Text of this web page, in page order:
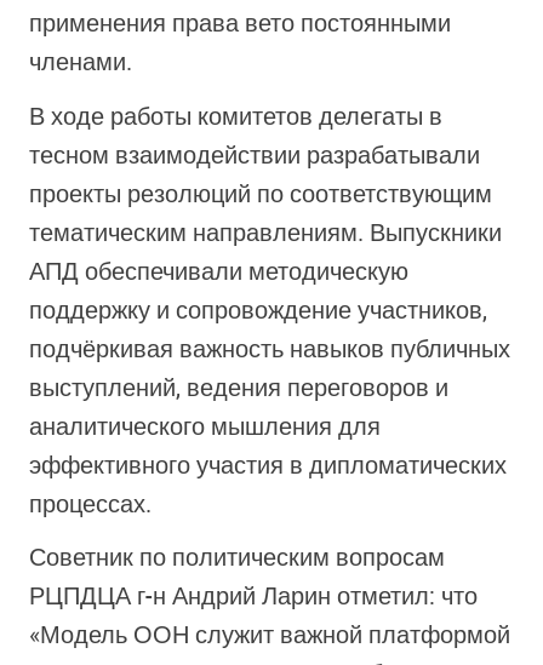
применения права вето постоянными
членами.
В ходе работы комитетов делегаты в
тесном взаимодействии разрабатывали
проекты резолюций по соответствующим
тематическим направлениям. Выпускники
АПД обеспечивали методическую
поддержку и сопровождение участников,
подчёркивая важность навыков публичных
выступлений, ведения переговоров и
аналитического мышления для
эффективного участия в дипломатических
процессах.
Советник по политическим вопросам
РЦПДЦА г-н Андрий Ларин отметил: что
«Модель ООН служит важной платформой